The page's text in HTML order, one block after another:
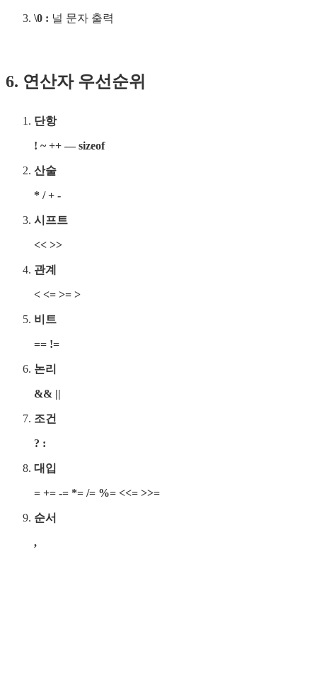
\0 : 널 문자 출력
6. 연산자 우선순위
단항
! ~ ++ — sizeof
산술
* / + -
시프트
<< >>
관계
< <= >= >
비트
== !=
논리
&& ||
조건
? :
대입
= += -= *= /= %= <<= >>=
순서
,